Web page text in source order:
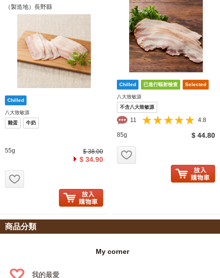
（製造地）長野縣
八大致敏源
雞蛋
牛奶
55g $ 38.00
$ 34.90
八大致敏源
不含八大致敏源
11 4.8
85g $ 44.80
商品分類
My corner
我的最愛